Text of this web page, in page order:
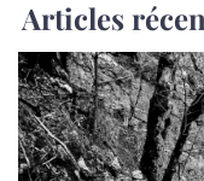
Articles